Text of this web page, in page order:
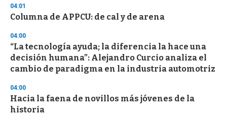
04:01
Columna de APPCU: de cal y de arena
04:00
“La tecnología ayuda; la diferencia la hace una
decisión humana”: Alejandro Curcio analiza el
cambio de paradigma en la industria automotriz
04:00
Hacia la faena de novillos más jóvenes de la
historia